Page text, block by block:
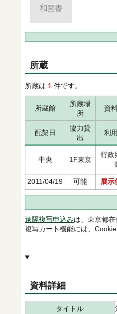
所蔵
所蔵は 1 件です。
所蔵館
所蔵場
所
資
配架日
協力貸
出
利
中央 1F東京
行政
2011/04/19 可能 展示
遠隔複写申込みは、東京都
複写カート機能には、
資料詳細
タイトル